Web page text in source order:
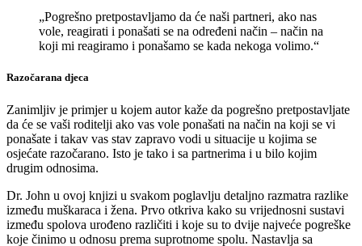
„Pogrešno pretpostavljamo da će naši partneri, ako nas
vole, reagirati i ponašati se na određeni način – način na
koji mi reagiramo i ponašamo se kada nekoga volimo.“
Razočarana djeca
Zanimljiv je primjer u kojem autor kaže da pogrešno pretpostavljate
da će se vaši roditelji ako vas vole ponašati na način na koji se vi
ponašate i takav vas stav zapravo vodi u situacije u kojima se
osjećate razočarano. Isto je tako i sa partnerima i u bilo kojim
drugim odnosima.
Dr. John u ovoj knjizi u svakom poglavlju detaljno razmatra razlike
između muškaraca i žena. Prvo otkriva kako su vrijednosni sustavi
između spolova urođeno različiti i koje su to dvije najveće pogreške
koje činimo u odnosu prema suprotnome spolu. Nastavlja sa